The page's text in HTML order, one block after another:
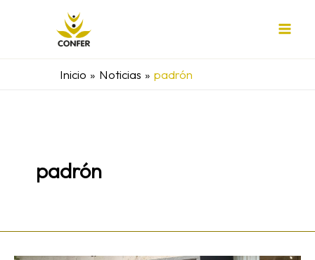
Inicio
Noticias padrón
padrón